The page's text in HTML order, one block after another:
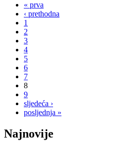
« prva
‹ prethodna
1
2
3
4
5
6
7
8
9
sljedeća ›
posljednja »
Najnovije